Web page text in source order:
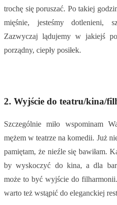
trochę się poruszać. Po takiej
mięśnie, jesteśmy dotlenieni,
Zazwyczaj lądujemy w jakiejś
porządny, ciepły posiłek.
2. Wyjście do teatru/kina/
Szczególnie miło wspominam
mężem w teatrze na komedii. Już
pamiętam, że nieźle się bawiłam.
by wyskoczyć do kina, a dla
może to być wyjście do
warto też wstąpić do eleganckiej